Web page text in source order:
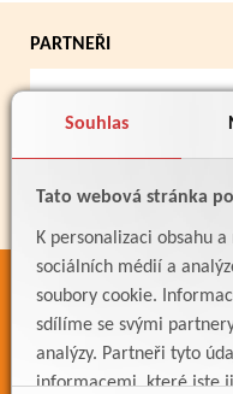
Souhlas
Tato webová stránka
K personalizaci obsahu
sociálních médií a
soubory cookie.
sdílíme se svými
analýzy. Partneři tyto
informacemi, které jste
PARTNEŘI
ODKAZY
Jídelníček